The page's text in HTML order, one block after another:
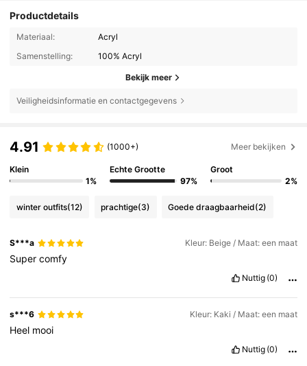
Productdetails
Materiaal:
Acryl
Samenstelling:
100% Acryl
Bekijk meer
Veiligheidsinformatie en contactgegevens
4.91 (1000+) Meer bekijken
Klein
1%
Echte Grootte
97%
Groot
2%
winter outfits(12) prachtige(3) Goede draagbaarheid(2)
S***a Kleur: Beige / Maat: een maat
Supercomfy
Nuttig (0)
s***6 Kleur: Kaki / Maat: een maat
Heel mooi
Nuttig (0)